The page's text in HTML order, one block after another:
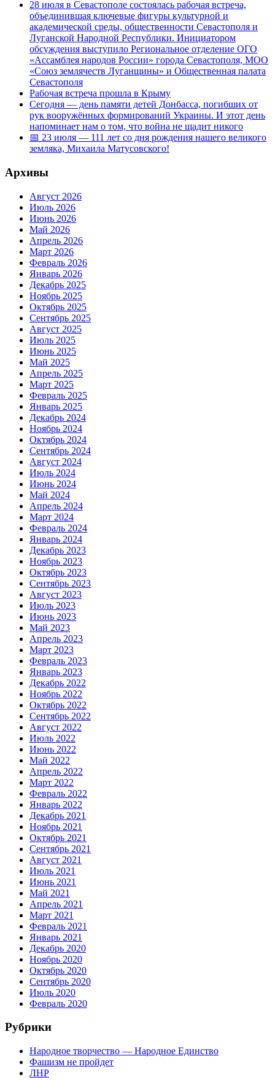
28 июля в Севастополе состоялась рабочая встреча,
объединившая ключевые фигуры культурной и
академической среды, общественности Севастополя и
Луганской Народной Республики. Инициатором
обсуждения выступило Региональное отделение ОГО
«Ассамблея народов России» города Севастополя, МОО
«Союз землячеств Луганщины» и Общественная палата
Севастополя
Рабочая встреча прошла в Крыму
Сегодня — день памяти детей Донбасса, погибших от
рук вооружённых формирований Украины. И этот день
напоминает нам о том, что война не щадит никого
📅 23 июля — 111 лет со дня рождения нашего великого
земляка, Михаила Матусовского!
Архивы
Август 2026
Июль 2026
Июнь 2026
Май 2026
Апрель 2026
Март 2026
Февраль 2026
Январь 2026
Декабрь 2025
Ноябрь 2025
Октябрь 2025
Сентябрь 2025
Август 2025
Июль 2025
Июнь 2025
Май 2025
Апрель 2025
Март 2025
Февраль 2025
Январь 2025
Декабрь 2024
Ноябрь 2024
Октябрь 2024
Сентябрь 2024
Август 2024
Июль 2024
Июнь 2024
Май 2024
Апрель 2024
Март 2024
Февраль 2024
Январь 2024
Декабрь 2023
Ноябрь 2023
Октябрь 2023
Сентябрь 2023
Август 2023
Июль 2023
Июнь 2023
Май 2023
Апрель 2023
Март 2023
Февраль 2023
Январь 2023
Декабрь 2022
Ноябрь 2022
Октябрь 2022
Сентябрь 2022
Август 2022
Июль 2022
Июнь 2022
Май 2022
Апрель 2022
Март 2022
Февраль 2022
Январь 2022
Декабрь 2021
Ноябрь 2021
Октябрь 2021
Сентябрь 2021
Август 2021
Июль 2021
Июнь 2021
Май 2021
Апрель 2021
Март 2021
Февраль 2021
Январь 2021
Декабрь 2020
Ноябрь 2020
Октябрь 2020
Сентябрь 2020
Июль 2020
Февраль 2020
Рубрики
Народное творчество — Народное Единство
Фашизм не пройдет
ЛНР